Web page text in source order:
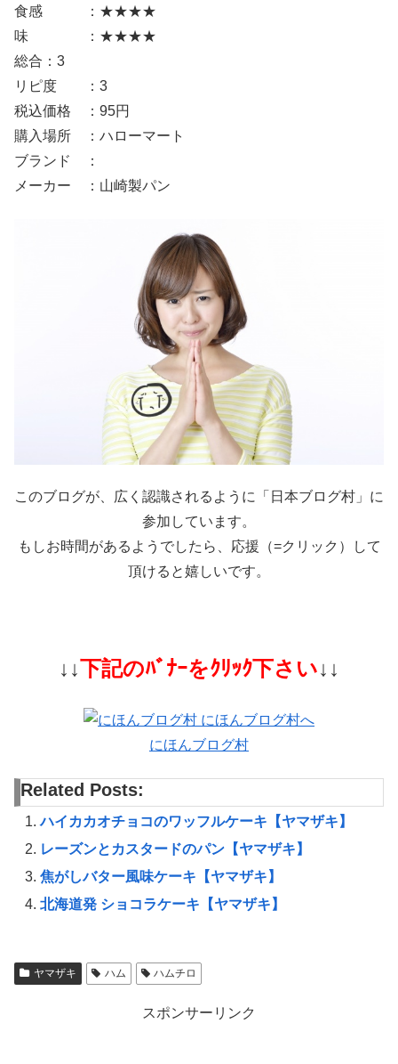
食感 ：★★★★
味 ：★★★★
総合：3
リピ度 ：3
税込価格 ：95円
購入場所 ：ハローマート
ブランド ：
メーカー ：山崎製パン
このブログが、広く認識されるように「日本ブログ村」に
参加しています。
もしお時間があるようでしたら、応援（=クリック）して
頂けると嬉しいです。
↓↓下記のﾊﾞﾅｰをｸﾘｯｸ下さい↓↓
にほんブログ村
Related Posts:
ハイカカオチョコのワッフルケーキ【ヤマザキ】
レーズンとカスタードのパン【ヤマザキ】
焦がしバター風味ケーキ【ヤマザキ】
北海道発 ショコラケーキ【ヤマザキ】
ヤマザキ ハム ハムチロ
スポンサーリンク